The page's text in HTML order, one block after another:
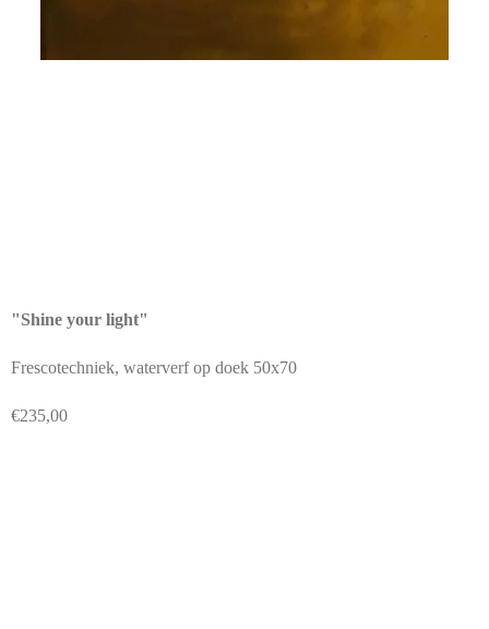
"Shine your light"
Frescotechniek, waterverf op doek 50x70
€235,00